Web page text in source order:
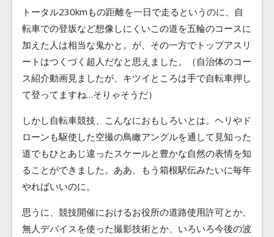
トータル230kmもの距離を一日で走るというのに、自
転車での登坂など想像しにくいこの道を五輪のコースに
加えた人は相当な鬼かと。が、その一方でトップアスリ
ートはつくづく超人だなと思えました。（自治体のコー
ス紹介動画見ましたが、キツイところは手で自転車押し
て登ってますね…そりゃそうだ）
しかし自転車競技、こんなにおもしろいとは。ヘリやド
ローンも駆使した空撮の鳥瞰アングルを通して見知った
道でもひとあじ違ったスケールと豊かな自然の表情を知
ることができました。ああ、もう箱根駅伝みたいに毎年
やればいいのに。
思うに、競技開催におけるお役所の道路使用許可とか、
無人デバイスを使った撮影技術とか、いろいろ今後の波